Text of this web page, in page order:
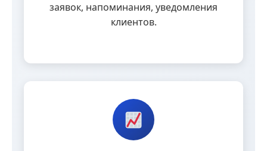
заявок, напоминания, уведомления
клиентов.